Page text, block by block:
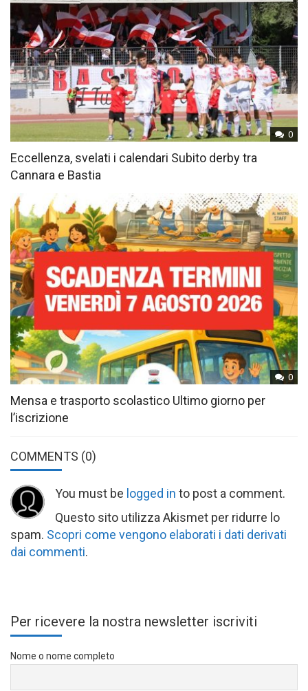
0
Eccellenza, svelati i calendari Subito derby tra
Cannara e Bastia
0
Mensa e trasporto scolastico Ultimo giorno per
l’iscrizione
COMMENTS (0)
You must be logged in to post a comment.
Questo sito utilizza Akismet per ridurre lo
spam. Scopri come vengono elaborati i dati derivati
dai commenti.
Per ricevere la nostra newsletter iscriviti
Nome o nome completo